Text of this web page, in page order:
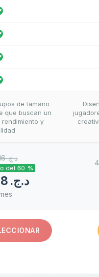
de tamaño
que buscan un
y
2309.16 د.ج.‏
del 60 %
924.28 د.ج.‏